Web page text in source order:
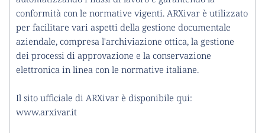
conformità con le normative vigenti. ARXivar è utilizzato
per facilitare vari aspetti della gestione documentale
aziendale, compresa l'archiviazione ottica, la gestione
dei processi di approvazione e la conservazione
elettronica in linea con le normative italiane.
Il sito ufficiale di ARXivar è disponibile qui:
www.arxivar.it